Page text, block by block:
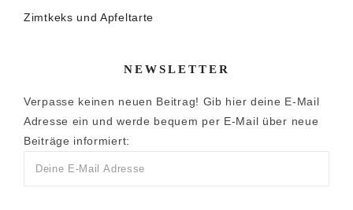
Zimtkeks und Apfeltarte
NEWSLETTER
Verpasse keinen neuen Beitrag! Gib hier deine E-Mail
Adresse ein und werde bequem per E-Mail über neue
Beiträge informiert: